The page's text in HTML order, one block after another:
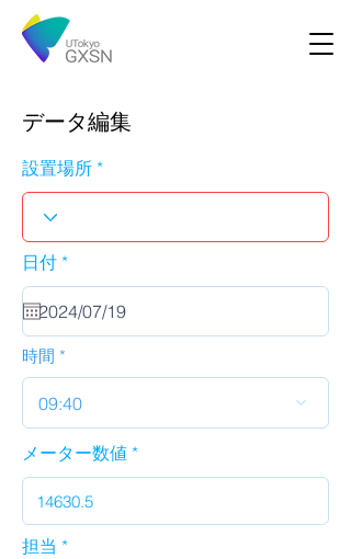
データ編集
設置場所
日付 *r
u
i
d
時間
09:40
メーター数値
担当